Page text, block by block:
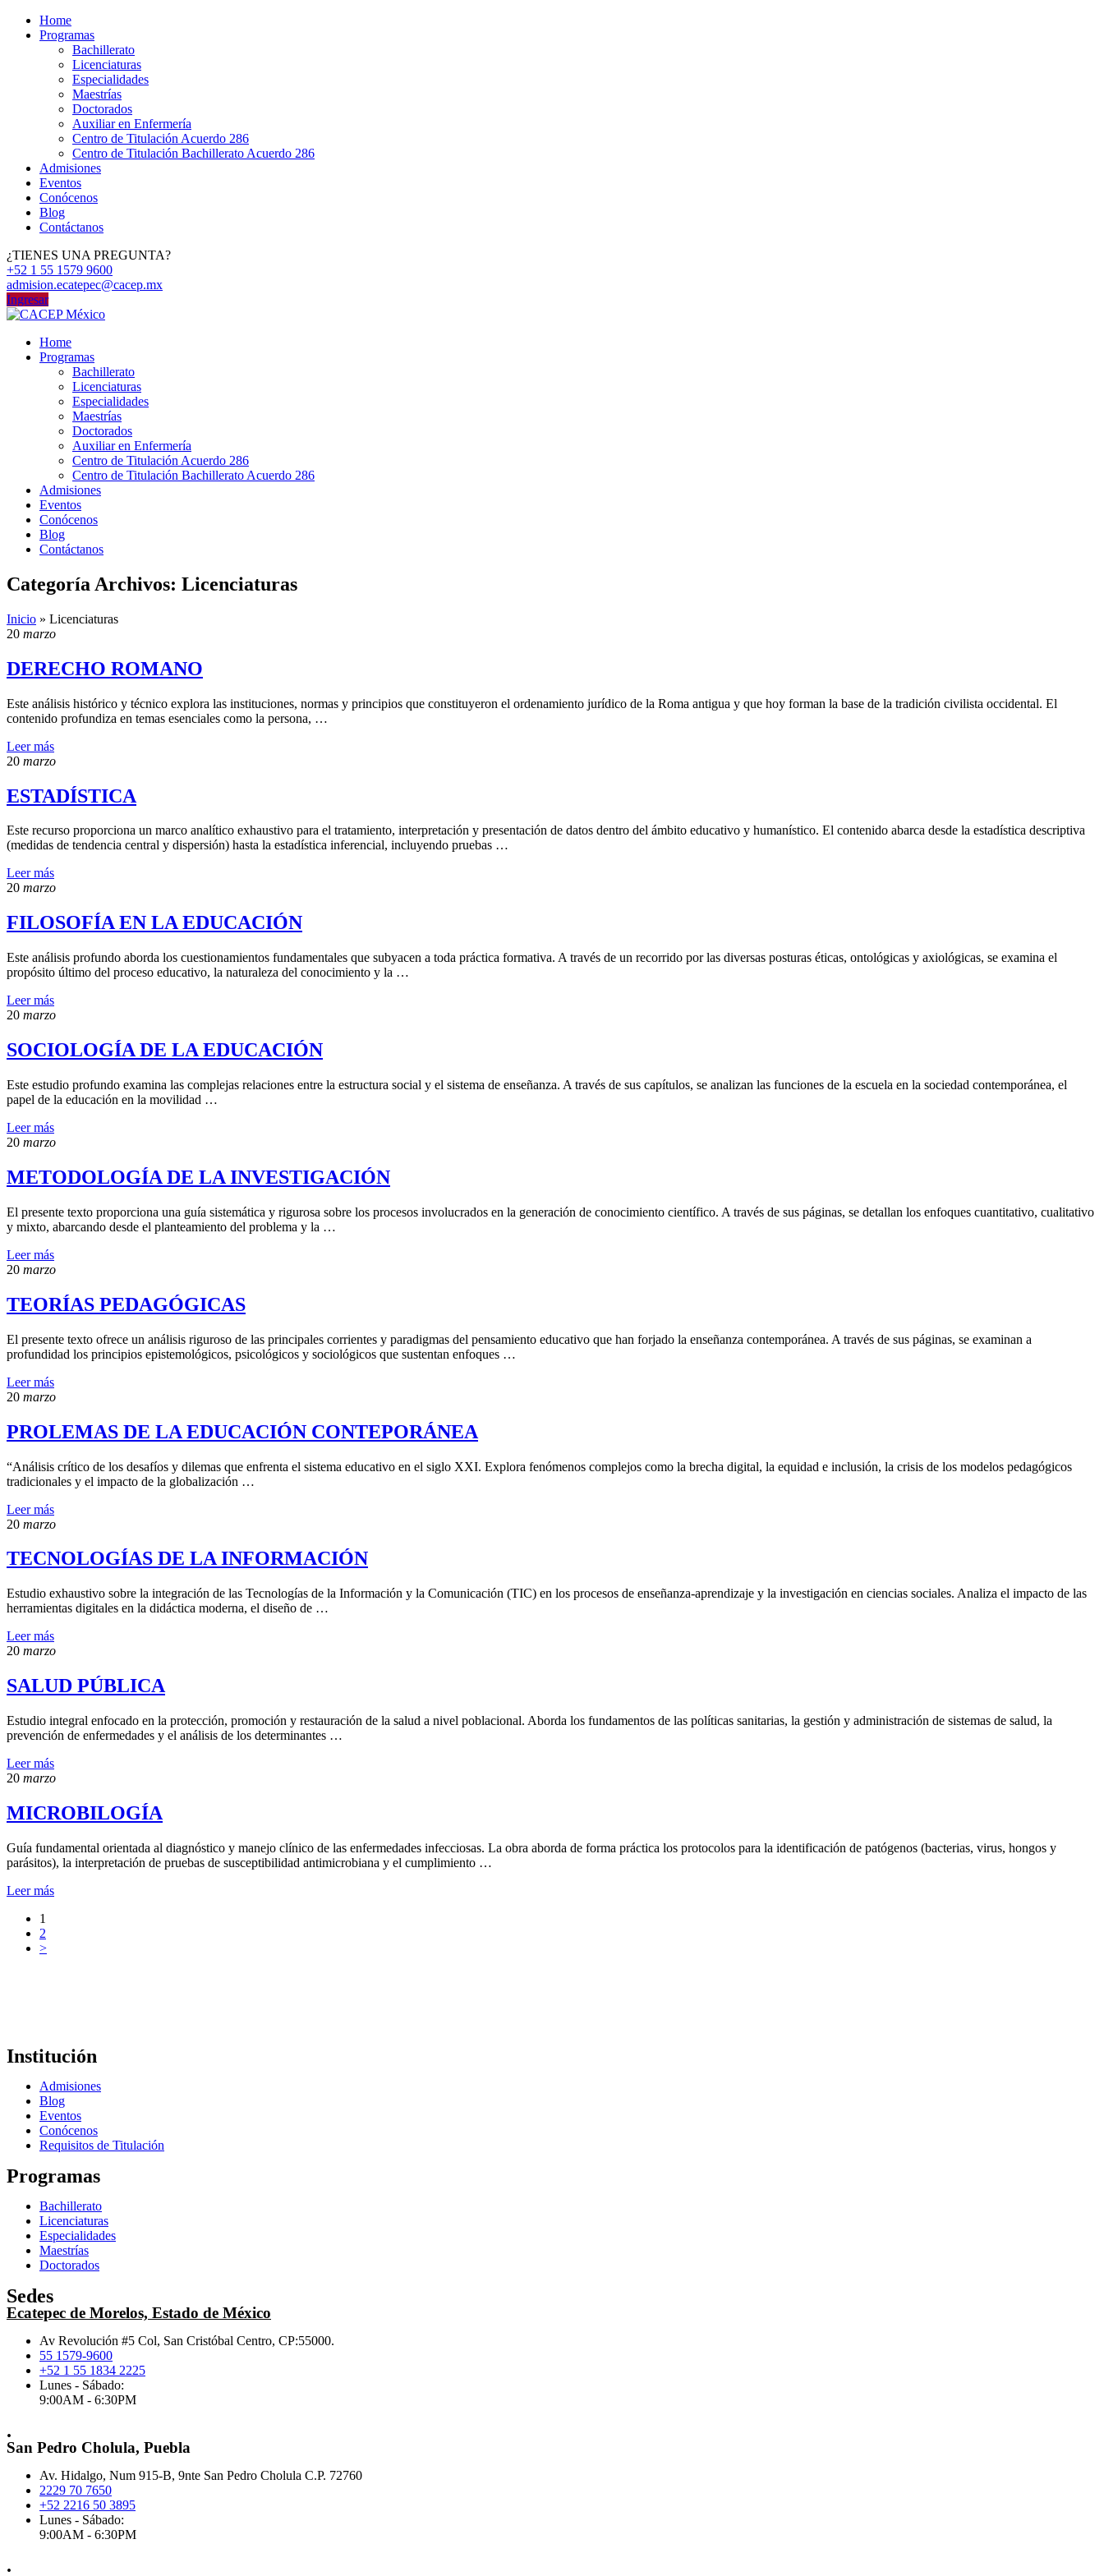
Home
Programas
Bachillerato
Licenciaturas
Especialidades
Maestrías
Doctorados
Auxiliar en Enfermería
Centro de Titulación Acuerdo 286
Centro de Titulación Bachillerato Acuerdo 286
Admisiones
Eventos
Conócenos
Blog
Contáctanos
¿TIENES UNA PREGUNTA?
+52 1 55 1579 9600
admision.ecatepec@cacep.mx
Ingresar
Home
Programas
Bachillerato
Licenciaturas
Especialidades
Maestrías
Doctorados
Auxiliar en Enfermería
Centro de Titulación Acuerdo 286
Centro de Titulación Bachillerato Acuerdo 286
Admisiones
Eventos
Conócenos
Blog
Contáctanos
Categoría Archivos: Licenciaturas
Inicio » Licenciaturas
20 marzo
DERECHO ROMANO
Este análisis histórico y técnico explora las instituciones, normas y principios que constituyeron el ordenamiento jurídico de la Roma antigua y que hoy forman la base de la tradición civilista occidental. El
contenido profundiza en temas esenciales como la persona, …
Leer más
20 marzo
ESTADÍSTICA
Este recurso proporciona un marco analítico exhaustivo para el tratamiento, interpretación y presentación de datos dentro del ámbito educativo y humanístico. El contenido abarca desde la estadística descriptiva
(medidas de tendencia central y dispersión) hasta la estadística inferencial, incluyendo pruebas …
Leer más
20 marzo
FILOSOFÍA EN LA EDUCACIÓN
Este análisis profundo aborda los cuestionamientos fundamentales que subyacen a toda práctica formativa. A través de un recorrido por las diversas posturas éticas, ontológicas y axiológicas, se examina el
propósito último del proceso educativo, la naturaleza del conocimiento y la …
Leer más
20 marzo
SOCIOLOGÍA DE LA EDUCACIÓN
Este estudio profundo examina las complejas relaciones entre la estructura social y el sistema de enseñanza. A través de sus capítulos, se analizan las funciones de la escuela en la sociedad contemporánea, el
papel de la educación en la movilidad …
Leer más
20 marzo
METODOLOGÍA DE LA INVESTIGACIÓN
El presente texto proporciona una guía sistemática y rigurosa sobre los procesos involucrados en la generación de conocimiento científico. A través de sus páginas, se detallan los enfoques cuantitativo, cualitativo
y mixto, abarcando desde el planteamiento del problema y la …
Leer más
20 marzo
TEORÍAS PEDAGÓGICAS
El presente texto ofrece un análisis riguroso de las principales corrientes y paradigmas del pensamiento educativo que han forjado la enseñanza contemporánea. A través de sus páginas, se examinan a
profundidad los principios epistemológicos, psicológicos y sociológicos que sustentan enfoques …
Leer más
20 marzo
PROLEMAS DE LA EDUCACIÓN CONTEPORÁNEA
“Análisis crítico de los desafíos y dilemas que enfrenta el sistema educativo en el siglo XXI. Explora fenómenos complejos como la brecha digital, la equidad e inclusión, la crisis de los modelos pedagógicos
tradicionales y el impacto de la globalización …
Leer más
20 marzo
TECNOLOGÍAS DE LA INFORMACIÓN
Estudio exhaustivo sobre la integración de las Tecnologías de la Información y la Comunicación (TIC) en los procesos de enseñanza-aprendizaje y la investigación en ciencias sociales. Analiza el impacto de las
herramientas digitales en la didáctica moderna, el diseño de …
Leer más
20 marzo
SALUD PÚBLICA
Estudio integral enfocado en la protección, promoción y restauración de la salud a nivel poblacional. Aborda los fundamentos de las políticas sanitarias, la gestión y administración de sistemas de salud, la
prevención de enfermedades y el análisis de los determinantes …
Leer más
20 marzo
MICROBILOGÍA
Guía fundamental orientada al diagnóstico y manejo clínico de las enfermedades infecciosas. La obra aborda de forma práctica los protocolos para la identificación de patógenos (bacterias, virus, hongos y
parásitos), la interpretación de pruebas de susceptibilidad antimicrobiana y el cumplimiento …
Leer más
1
2
>
Institución
Admisiones
Blog
Eventos
Conócenos
Requisitos de Titulación
Programas
Bachillerato
Licenciaturas
Especialidades
Maestrías
Doctorados
Sedes
Ecatepec de Morelos, Estado de México
Av Revolución #5 Col, San Cristóbal Centro, CP:55000.
55 1579-9600
+52 1 55 1834 2225
Lunes - Sábado:
9:00AM - 6:30PM
.
San Pedro Cholula, Puebla
Av. Hidalgo, Num 915-B, 9nte San Pedro Cholula C.P. 72760
2229 70 7650
+52 2216 50 3895
Lunes - Sábado:
9:00AM - 6:30PM
.